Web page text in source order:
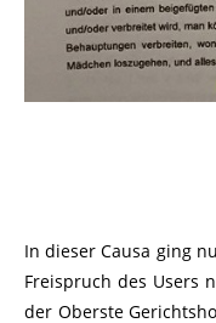
In dieser Causa ging
Freispruch des Users
der Oberste